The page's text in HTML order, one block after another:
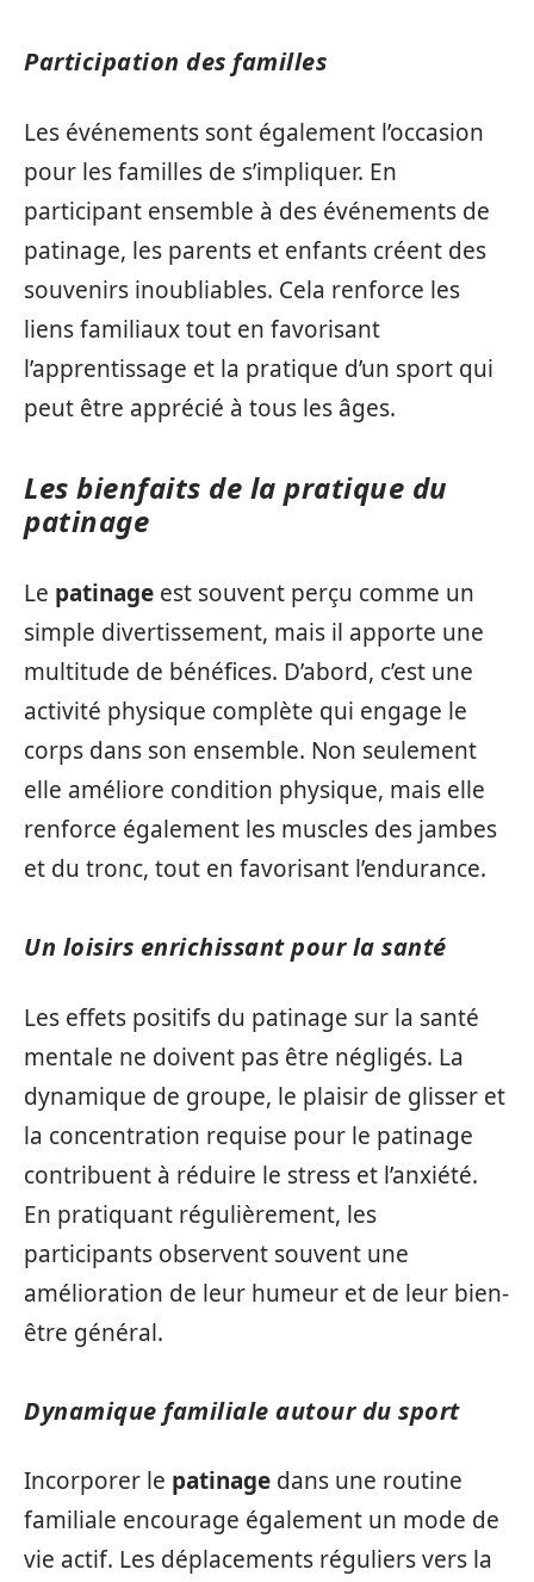
Participation des familles
Les événements sont également l’occasion
pour les familles de s’impliquer. En
participant ensemble à des événements de
patinage, les parents et enfants créent des
souvenirs inoubliables. Cela renforce les
liens familiaux tout en favorisant
l’apprentissage et la pratique d’un sport qui
peut être apprécié à tous les âges.
Les bienfaits de la pratique du
patinage
Le patinage est souvent perçu comme un
simple divertissement, mais il apporte une
multitude de bénéfices. D’abord, c’est une
activité physique complète qui engage le
corps dans son ensemble. Non seulement
elle améliore condition physique, mais elle
renforce également les muscles des jambes
et du tronc, tout en favorisant l’endurance.
Un loisirs enrichissant pour la santé
Les effets positifs du patinage sur la santé
mentale ne doivent pas être négligés. La
dynamique de groupe, le plaisir de glisser et
la concentration requise pour le patinage
contribuent à réduire le stress et l’anxiété.
En pratiquant régulièrement, les
participants observent souvent une
amélioration de leur humeur et de leur bien-
être général.
Dynamique familiale autour du sport
Incorporer le patinage dans une routine
familiale encourage également un mode de
vie actif. Les déplacements réguliers vers la